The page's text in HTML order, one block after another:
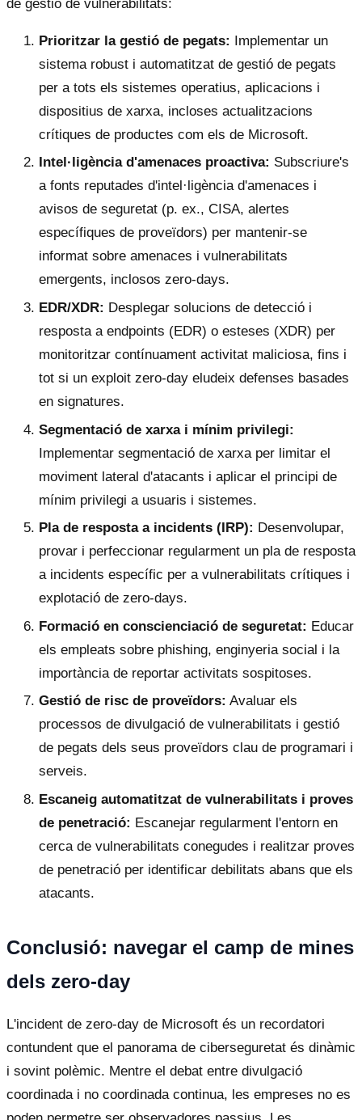
de gestió de vulnerabilitats:
Prioritzar la gestió de pegats: Implementar un
sistema robust i automatitzat de gestió de pegats
per a tots els sistemes operatius, aplicacions i
dispositius de xarxa, incloses actualitzacions
crítiques de productes com els de Microsoft.
Intel·ligència d'amenaces proactiva: Subscriure's
a fonts reputades d'intel·ligència d'amenaces i
avisos de seguretat (p. ex., CISA, alertes
específiques de proveïdors) per mantenir-se
informat sobre amenaces i vulnerabilitats
emergents, inclosos zero-days.
EDR/XDR: Desplegar solucions de detecció i
resposta a endpoints (EDR) o esteses (XDR) per
monitoritzar contínuament activitat maliciosa, fins i
tot si un exploit zero-day eludeix defenses basades
en signatures.
Segmentació de xarxa i mínim privilegi:
Implementar segmentació de xarxa per limitar el
moviment lateral d'atacants i aplicar el principi de
mínim privilegi a usuaris i sistemes.
Pla de resposta a incidents (IRP): Desenvolupar,
provar i perfeccionar regularment un pla de resposta
a incidents específic per a vulnerabilitats crítiques i
explotació de zero-days.
Formació en conscienciació de seguretat: Educar
els empleats sobre phishing, enginyeria social i la
importància de reportar activitats sospitoses.
Gestió de risc de proveïdors: Avaluar els
processos de divulgació de vulnerabilitats i gestió
de pegats dels seus proveïdors clau de programari i
serveis.
Escaneig automatitzat de vulnerabilitats i proves
de penetració: Escanejar regularment l'entorn en
cerca de vulnerabilitats conegudes i realitzar proves
de penetració per identificar debilitats abans que els
atacants.
Conclusió: navegar el camp de mines
dels zero-day
L'incident de zero-day de Microsoft és un recordatori
contundent que el panorama de ciberseguretat és dinàmic
i sovint polèmic. Mentre el debat entre divulgació
coordinada i no coordinada continua, les empreses no es